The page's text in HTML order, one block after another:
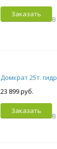
Заказать
В
Домкрат 25т.
23 899 руб.
Заказать
В